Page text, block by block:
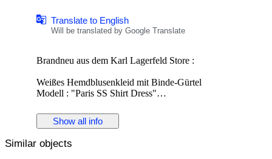
Translate to English
Will be translated by Google Translate
Brandneu aus dem Karl Lagerfeld Store :
Weißes Hemdblusenkleid mit Binde-Gürtel
Modell : "Paris SS Shirt Dress"
durchgehende, verdeckte Knopfleiste vorne und Textilgürtel
Tailliert geschnitten mit kompletten Unterkleid
Oberweite : bis 95 cm
Show all info
Similar objects